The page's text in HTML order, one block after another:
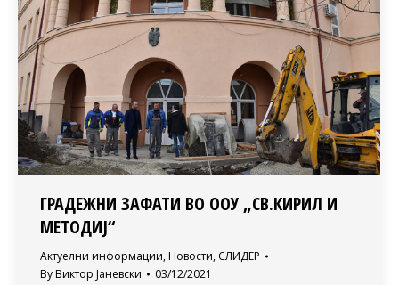
ГРАДЕЖНИ ЗАФАТИ ВО ООУ „СВ.КИРИЛ И
МЕТОДИЈ“
Актуелни информации, Новости, СЛИДЕР
By Виктор Јаневски 03/12/2021